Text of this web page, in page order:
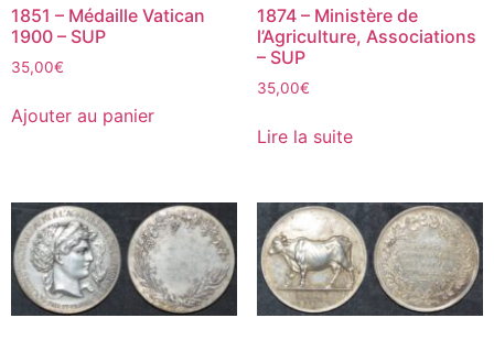
1851 – Médaille Vatican
1900 – SUP
35,00€
Ajouter au panier
1874 – Ministère de
l’Agriculture, Associations
– SUP
35,00€
Lire la suite